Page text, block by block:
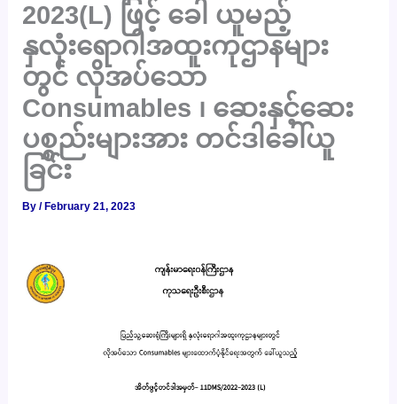
2023(L) ဖြင့် ခေါ ယူမည့်
နှလုံးရောဂါအထူးကုဌာနများ
တွင် လိုအပ်သော
Consumables ၊ ဆေးနှင့်ဆေး
ပစ္စည်းများအား တင်ဒါခေါ်ယူ
ခြင်း
By/ February 21, 2023